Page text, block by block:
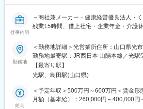
分からないことがあればすぐに相談でき
また社員同士の繋がりを大切にしている
投げかけると拠点の垣根を超えて、これ
報、アドバイスが自然と返ってくる文化
■働き方の特徴：
・夜勤や急な呼び出しは無く、直行直帰
付けながら働くことができます。
・お客様と近い距離にあり、また、機器
がいを感じます。
・研究開発に欠かせない製品を扱ってい
仕事内容
～商社兼メーカー・健康経営優良法人・
残業15時間、借上社宅・企業年金・介護
■職務概要：
中小製造企業と大手メーカーの工場が主
御・計測・各種センサーなどを販売から
ご提案します。
・メインは大手の既存顧客となっており
渡って続いているため会社としての優位
勤務地
＜勤務地詳細＞光営業所住所：山口県光
勤務地最寄駅：JR西日本 山陽本線／光駅
禁煙変更の範囲：会社の定める事業所
【最寄り駅】
光駅、島田駅(山口県)
給与
＜予定年収＞500万円～600万円＜賃金形
月額（基本給）：260,000円～400,000円